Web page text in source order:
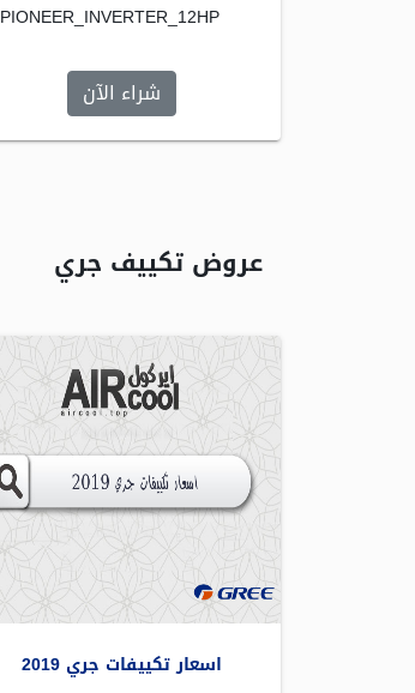
PIONEER_INVERTER_12HP
شراء الآن
عروض تكييف جري
اسعار تكييفات جري 2019